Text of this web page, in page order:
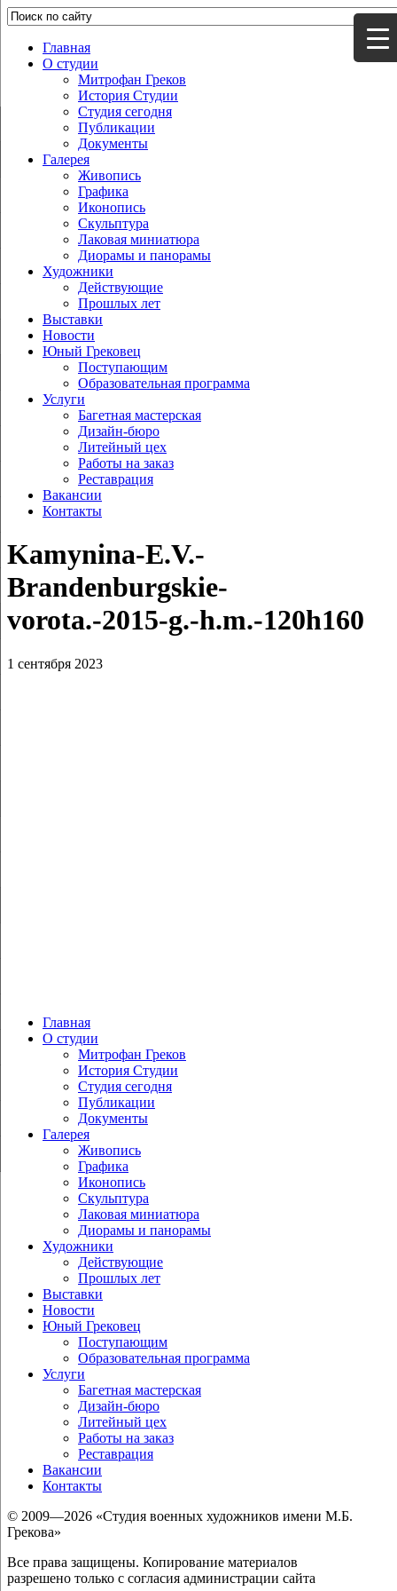
Главная
О студии
Митрофан Греков
История Студии
Студия сегодня
Публикации
Документы
Галерея
Живопись
Графика
Иконопись
Скульптура
Лаковая миниатюра
Диорамы и панорамы
Художники
Действующие
Прошлых лет
Выставки
Новости
Юный Грековец
Поступающим
Образовательная программа
Услуги
Багетная мастерская
Дизайн-бюро
Литейный цех
Работы на заказ
Реставрация
Вакансии
Контакты
Kamynina‑E.V.-
Brandenburgskie-
vorota.-2015‑g.-h.m.-120h160
1 сентября 2023
Главная
О студии
Митрофан Греков
История Студии
Студия сегодня
Публикации
Документы
Галерея
Живопись
Графика
Иконопись
Скульптура
Лаковая миниатюра
Диорамы и панорамы
Художники
Действующие
Прошлых лет
Выставки
Новости
Юный Грековец
Поступающим
Образовательная программа
Услуги
Багетная мастерская
Дизайн-бюро
Литейный цех
Работы на заказ
Реставрация
Вакансии
Контакты
© 2009—2026 «Студия военных художников имени М.Б.
Грекова»
Все права защищены. Копирование материалов
разрешено только с согласия администрации сайта